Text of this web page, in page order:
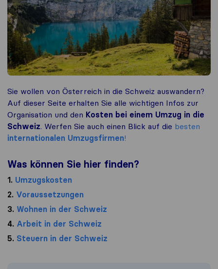
Sie wollen von Österreich in die Schweiz auswandern?
Auf dieser Seite erhalten Sie alle wichtigen Infos zur
Organisation und den Kosten bei einem Umzug in die
Schweiz. Werfen Sie auch einen Blick auf die besten
internationalen Umzugsfirmen!
Was können Sie hier finden?
1. Umzugskosten
2. Voraussetzungen
3. Wohnen in der Schweiz
4. Arbeit in der Schweiz
5. Steuern in der Schweiz